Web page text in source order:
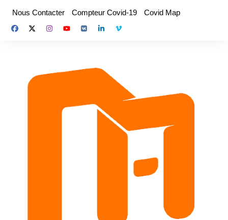
contenu
Nous Contacter Compteur Covid-19 Covid Map